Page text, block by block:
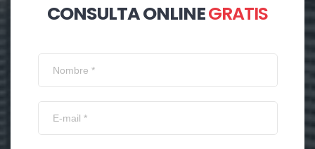
CONSULTA ONLINEGRATIS